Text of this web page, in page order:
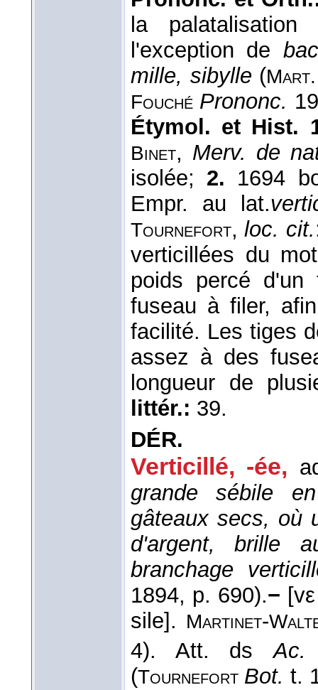
la
l'exception de
mille, sibylle (
Fouché Prononc.
Étymol. et Hist.
Binet, Merv. de
isolée; 2. 1694
Empr. au lat.
Tournefort,loc. cit.
verticillées du
poids percé
fuseau à filer,
facilité. Les tiges
assez à des
longueur de
littér.: 39.
DÉR.
Verticillé, -ée,
grande sébile
gâteaux secs, où
d'argent, brille
branchage
1894, p. 690).−
sile]. Martinet-
4). Att. dsAc.
(Tournefort Bot. t.